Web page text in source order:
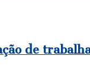
de